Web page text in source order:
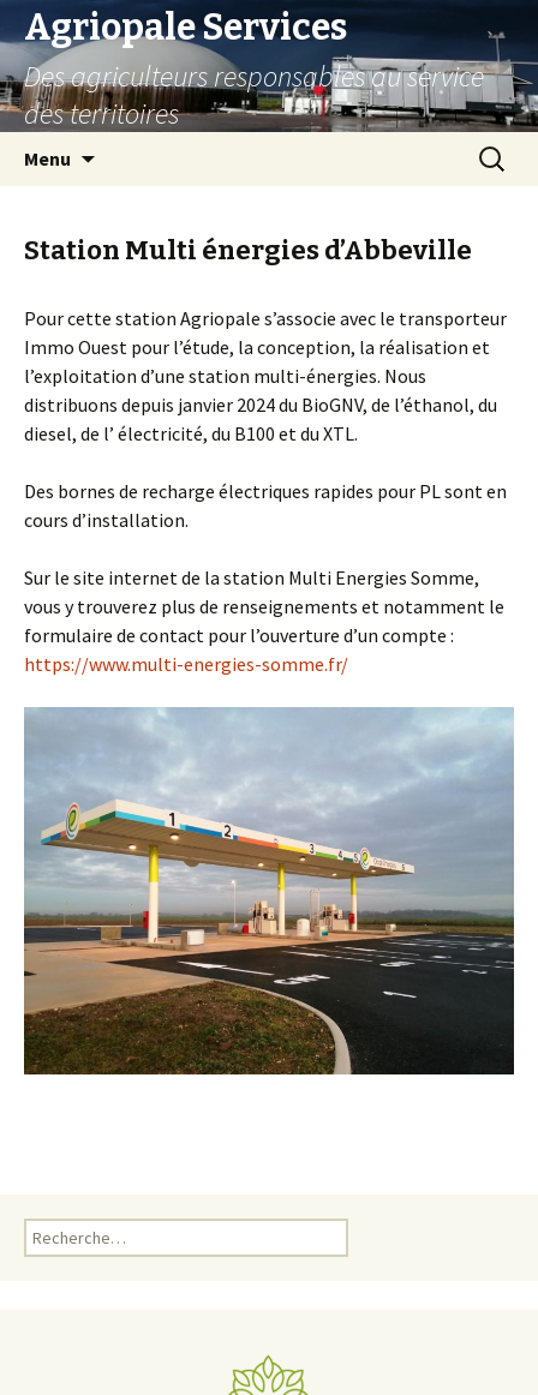
Agriopale Services
Des agriculteurs responsables au service
des territoires
Menu
Station Multi énergies d’Abbeville
Pour cette station Agriopale s’associe avec le transporteur
Immo Ouest pour l’étude, la conception, la réalisation et
l’exploitation d’une station multi-énergies. Nous
distribuons depuis janvier 2024 du BioGNV, de l’éthanol, du
diesel, de l’ électricité, du B100 et du XTL.
Des bornes de recharge électriques rapides pour PL sont en
cours d’installation.
Sur le site internet de la station Multi Energies Somme,
vous y trouverez plus de renseignements et notamment le
formulaire de contact pour l’ouverture d’un compte :
https://www.multi-energies-somme.fr/
Rechercher :